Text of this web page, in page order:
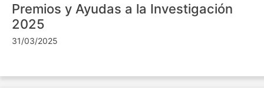
Premios y Ayudas a la Investigación
2025
31/03/2025